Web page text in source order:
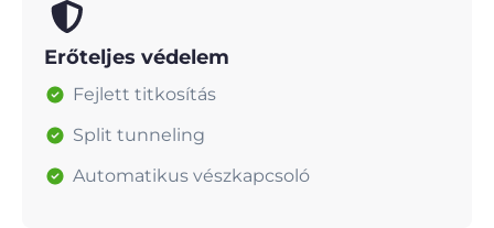
Erőteljes védelem
Fejlett titkosítás
Split tunneling
Automatikus vészkapcsoló